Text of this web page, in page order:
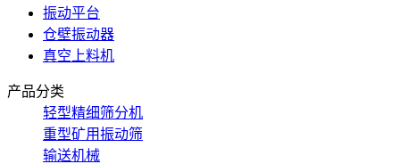
振动平台
仓壁振动器
真空上料机
产品分类
轻型精细筛分机
重型矿用振动筛
输送机械